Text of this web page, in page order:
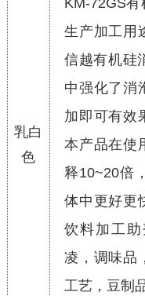
乳白
色
KM-72GS
生产加工用
信越有机硅
中强化了消
加即可有效
本产品在使
释10~20倍
体中更好更
饮料加工
凌，调味品
工艺，豆制